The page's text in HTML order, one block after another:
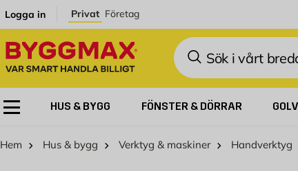
Logga in Privat Företag
Sök
HUS & BYGG FÖNSTER & DÖRRAR GOLV
Hem Hus & bygg Verktyg & maskiner Handverktyg